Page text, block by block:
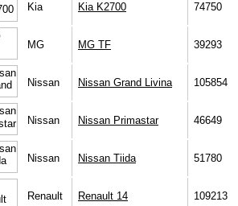
Kia Kia K2700 74750
MG MG TF 39293
Nissan Nissan Grand Livina 105854
Nissan Nissan Primastar 46649
Nissan Nissan Tiida 51780
Renault Renault 14 109213